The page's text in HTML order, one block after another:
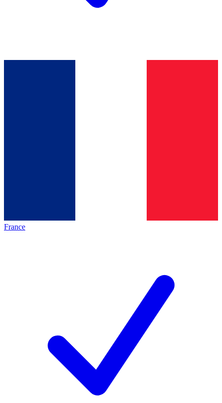
France